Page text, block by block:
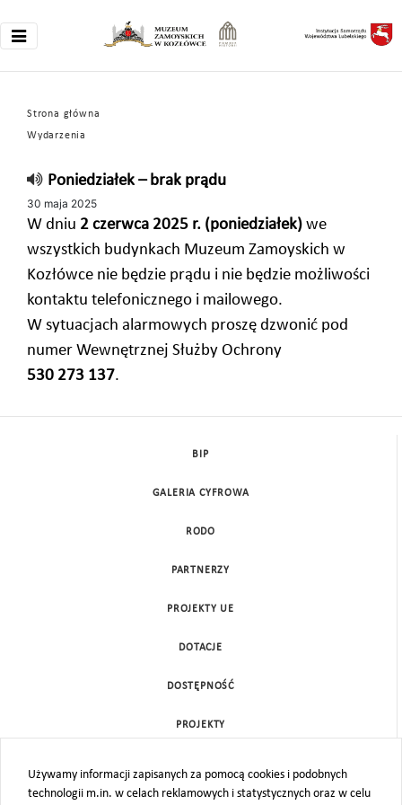
Strona główna
Wydarzenia
Poniedziałek – brak prądu
30 maja 2025
W dniu 2 czerwca 2025 r. (poniedziałek) we
wszystkich budynkach Muzeum Zamoyskich w
Kozłówce nie będzie prądu i nie będzie możliwości
kontaktu telefonicznego i mailowego.
W sytuacjach alarmowych proszę dzwonić pod
numer Wewnętrznej Służby Ochrony
530 273 137.
Używamy informacji zapisanych za pomocą cookies i podobnych
technologii m.in. w celach reklamowych i statystycznych oraz w celu
BIP
GALERIA CYFROWA
RODO
PARTNERZY
PROJEKTY UE
DOTACJE
DOSTĘPNOŚĆ
PROJEKTY
MAPA STRONY